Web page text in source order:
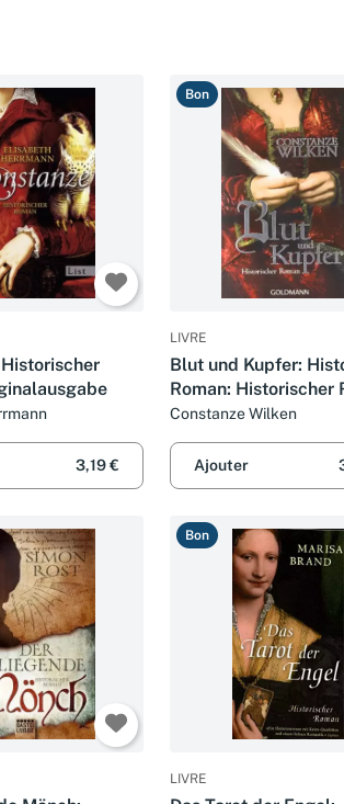
3,19 €
Bon
LIVRE
Blut und Kupfer:
Roman: Historischer
Originalausgabe
Constanze Wilken
Ajouter
Bon
LIVRE